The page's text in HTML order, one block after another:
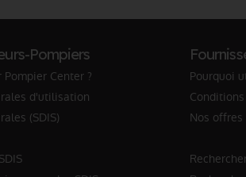
Pompiers
Center ?
d'utilisation
(SDIS)
Pourquoi
Nos